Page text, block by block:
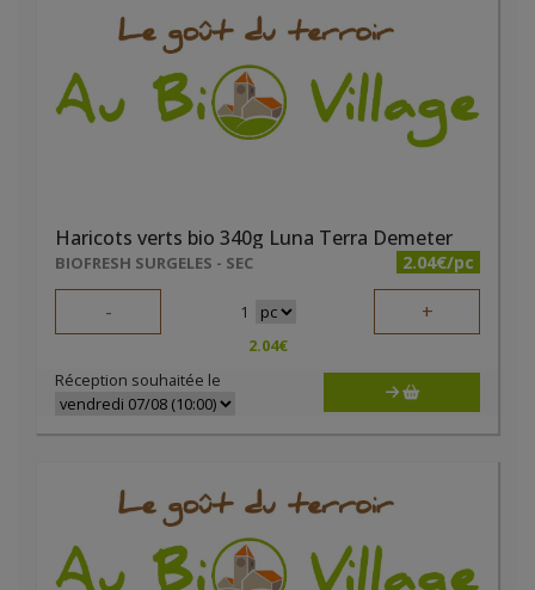
Haricots verts bio 340g Luna Terra Demeter
BIOFRESH SURGELES - SEC 2.04€/pc
- 1 +
2.04€
Réception souhaitée le